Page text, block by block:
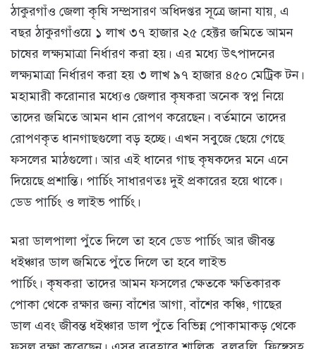
ঠাকুরগাঁও জেলা কৃষি সম্প্রসারণ অধিদপ্তর সূত্রে জানা যায়, এ
বছর ঠাকুরগাঁওয়ে ১ লাখ ৩৭ হাজার ২৫ হেক্টর জমিতে আমন
চাষের লক্ষ্যমাত্রা নির্ধারণ করা হয়। এর মধ্যে উৎপাদনের
লক্ষ্যমাত্রা নির্ধারণ করা হয় ৩ লাখ ৯৭ হাজার ৪৫০ মেট্রিক টন।
মহামারী করোনার মধ্যেও জেলার কৃষকরা অনেক স্বপ্ন নিয়ে
তাদের জমিতে আমন ধান রোপণ করেছেন। বর্তমানে তাদের
রোপণকৃত ধানগাছগুলো বড় হচ্ছে। এখন সবুজে ছেয়ে গেছে
ফসলের মাঠগুলো। আর এই ধানের গাছ কৃষকদের মনে এনে
দিয়েছে প্রশান্তি। পার্চিং সাধারণতঃ দুই প্রকারের হয়ে থাকে।
ডেড পার্চিং ও লাইভ পার্চিং।
মরা ডালপালা পুঁতে দিলে তা হবে ডেড পার্চিং আর জীবন্ত
ধইঞ্চার ডাল জমিতে পুঁতে দিলে তা হবে লাইভ
পার্চিং। কৃষকরা তাদের আমন ফসলের ক্ষেতকে ক্ষতিকারক
পোকা থেকে রক্ষার জন্য বাঁশের আগা, বাঁশের কঞ্চি, গাছের
ডাল এবং জীবন্ত ধইঞ্চার ডাল পুঁতে বিভিন্ন পোকামাকড় থেকে